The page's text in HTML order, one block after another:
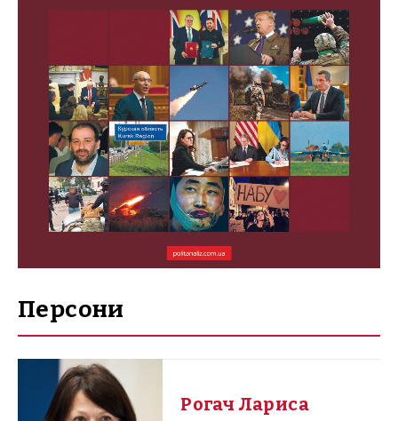
Персони
Рогач Лариса